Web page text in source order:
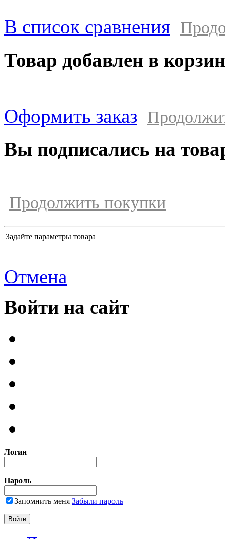
В список сравнения
Товар добавлен в
Оформить заказ
Вы подписались на
Продолжить покупки
Задайте параметры товара
Отмена
Войти на сайт
Логин
Пароль
Запомнить меня Забыли пароль